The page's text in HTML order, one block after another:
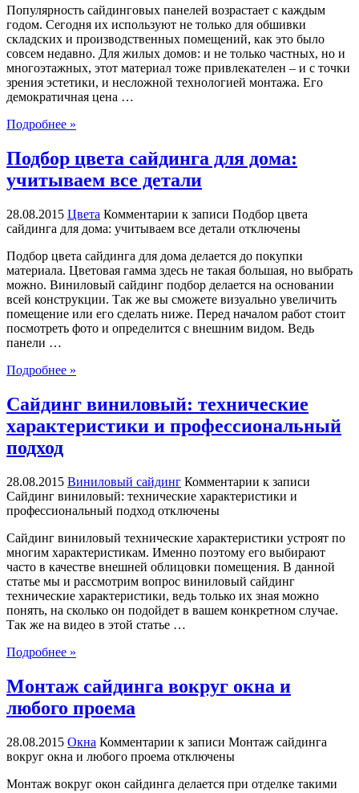
Популярность сайдинговых панелей возрастает с каждым
годом. Сегодня их используют не только для обшивки
складских и производственных помещений, как это было
совсем недавно. Для жилых домов: и не только частных, но и
многоэтажных, этот материал тоже привлекателен – и с точки
зрения эстетики, и несложной технологией монтажа. Его
демократичная цена …
Подробнее »
Подбор цвета сайдинга для дома:
учитываем все детали
28.08.2015 Цвета Комментарии к записи Подбор цвета
сайдинга для дома: учитываем все детали отключены
Подбор цвета сайдинга для дома делается до покупки
материала. Цветовая гамма здесь не такая большая, но выбрать
можно. Виниловый сайдинг подбор делается на основании
всей конструкции. Так же вы сможете визуально увеличить
помещение или его сделать ниже. Перед началом работ стоит
посмотреть фото и определится с внешним видом. Ведь
панели …
Подробнее »
Сайдинг виниловый: технические
характеристики и профессиональный
подход
28.08.2015 Виниловый сайдинг Комментарии к записи
Сайдинг виниловый: технические характеристики и
профессиональный подход отключены
Сайдинг виниловый технические характеристики устроят по
многим характеристикам. Именно поэтому его выбирают
часто в качестве внешней облицовки помещения. В данной
статье мы и рассмотрим вопрос виниловый сайдинг
технические характеристики, ведь только их зная можно
понять, на сколько он подойдет в вашем конкретном случае.
Так же на видео в этой статье …
Подробнее »
Монтаж сайдинга вокруг окна и
любого проема
28.08.2015 Окна Комментарии к записи Монтаж сайдинга
вокруг окна и любого проема отключены
Монтаж вокруг окон сайдинга делается при отделке такими